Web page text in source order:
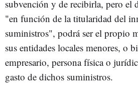
subvención y de recibirla, pero el
"en función de la titularidad del
suministros", podrá ser el propio
sus entidades locales menores, o
empresario, persona física o
gasto de dichos suministros.